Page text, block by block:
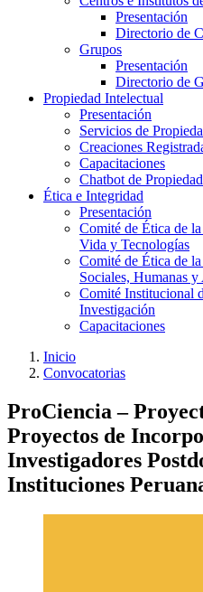
Presentación
Directorio de
Grupos
Presentación
Directorio de
Propiedad Intelectual
Presentación
Servicios de
Creaciones
Capacitaciones
Chatbot de
Ética e Integridad
Presentación
Comité de Ética de
Vida y Tecnologías
Comité de Ética de
Sociales, Humanas y
Comité Institucional
Investigación
Capacitaciones
Inicio
Convocatorias
ProCiencia –
Proyectos de
Investigadores
Instituciones